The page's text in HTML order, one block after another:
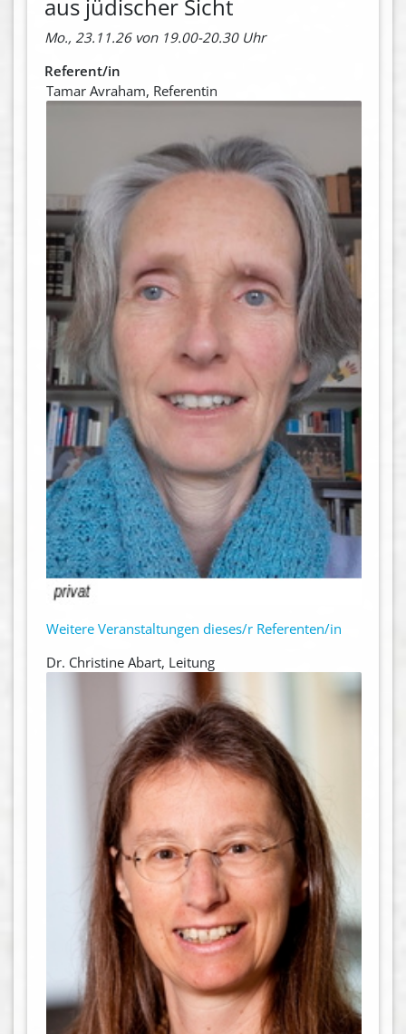
aus jüdischer Sicht
Mo., 23.11.26 von 19.00-20.30 Uhr
Referent/in
Tamar Avraham, Referentin
Weitere Veranstaltungen dieses/r Referenten/in
Dr. Christine Abart, Leitung